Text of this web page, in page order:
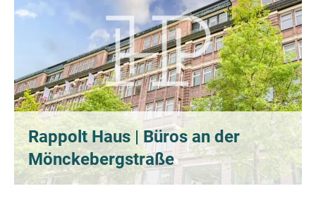
Rappolt Haus | Büros an der
Mönckebergstraße